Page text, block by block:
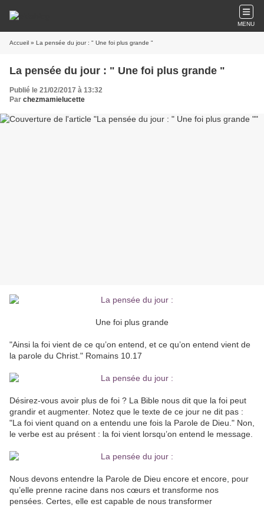
MENU
Accueil » La pensée du jour : " Une foi plus grande "
La pensée du jour : " Une foi plus grande "
Publié le 21/02/2017 à 13:32
Par chezmamielucette
Une foi plus grande
"Ainsi la foi vient de ce qu’on entend, et ce qu’on entend vient de
la parole du Christ." Romains 10.17
Désirez-vous avoir plus de foi ? La Bible nous dit que la foi peut
grandir et augmenter. Notez que le texte de ce jour ne dit pas :
"La foi vient quand on a entendu une fois la Parole de Dieu." Non,
le verbe est au présent : la foi vient lorsqu’on entend le message.
Nous devons entendre la Parole de Dieu encore et encore, pour
qu’elle prenne racine dans nos cœurs et transforme nos
pensées. Certes, elle est capable de nous transformer